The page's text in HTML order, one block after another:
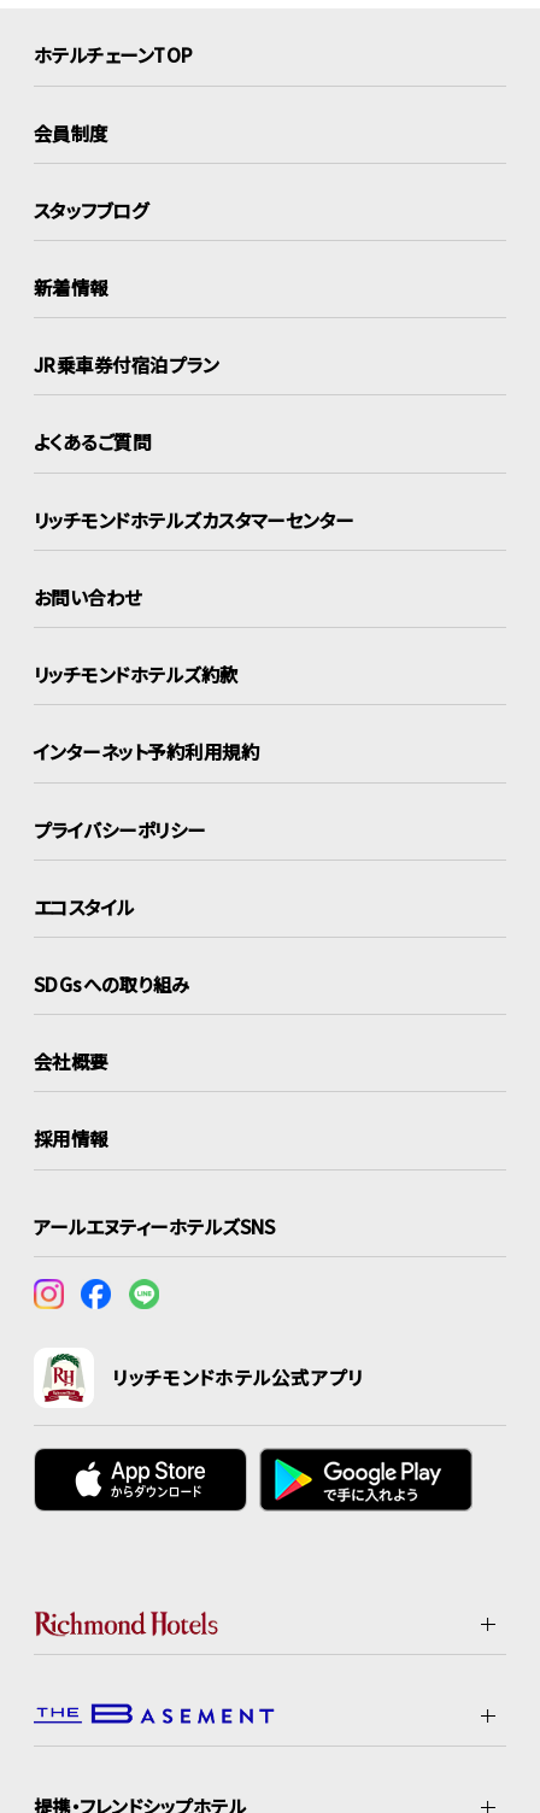
ホテルチェーンTOP
会員制度
スタッフブログ
新着情報
JR乗車券付宿泊プラン
よくあるご質問
リッチモンドホテルズカスタマーセンター
お問い合わせ
リッチモンドホテルズ約款
インターネット予約利用規約
プライバシーポリシー
エコスタイル
SDGsへの取り組み
会社概要
採用情報
アールエヌティーホテルズSNS
リッチモンドホテル公式アプリ
提携・フレンドシップホテル